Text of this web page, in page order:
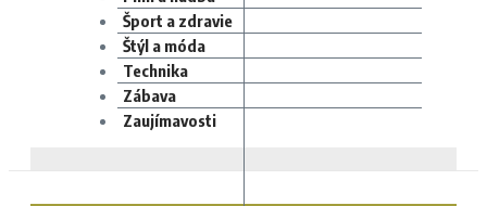
Šport a zdravie
Štýl a móda
Technika
Zábava
Zaujímavosti